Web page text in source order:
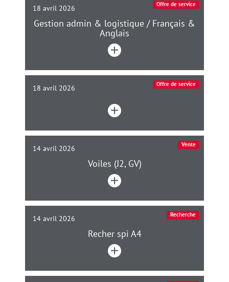
18 avril 2026 Offre de service
Gestion admin & logistique / Français &
Anglais
18 avril 2026 Offre de service
14 avril 2026 Vente
Voiles (J2, GV)
14 avril 2026 Recherche
Recher spi A4